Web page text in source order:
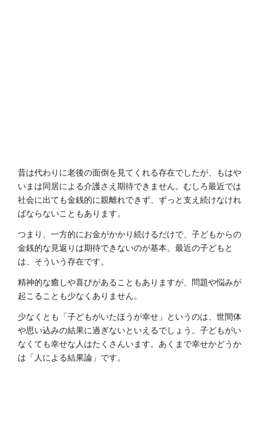
昔は代わりに老後の面倒を見てくれる存在でしたが、もはや
いまは同居による介護さえ期待できません。むしろ最近では
社会に出ても金銭的に親離れできず、ずっと支え続けなけれ
ばならないこともあります。
つまり、一方的にお金がかかり続けるだけで、子どもからの
金銭的な見返りは期待できないのが基本。最近の子どもと
は、そういう存在です。
精神的な癒しや喜びがあることもありますが、問題や悩みが
起こることも少なくありません。
少なくとも「子どもがいたほうが幸せ」というのは、世間体
や思い込みの結果に過ぎないといえるでしょう。子どもがい
なくても幸せな人はたくさんいます。あくまで幸せかどうか
は「人による結果論」です。